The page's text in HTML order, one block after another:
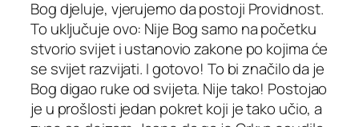
Bog djeluje, vjerujemo da postoji Providnost.
To uključuje ovo: Nije Bog samo na početku
stvorio svijet i ustanovio zakone po kojima će
se svijet razvijati. I gotovo! To bi značilo da je
Bog digao ruke od svijeta. Nije tako! Postojao
je u prošlosti jedan pokret koji je tako učio, a